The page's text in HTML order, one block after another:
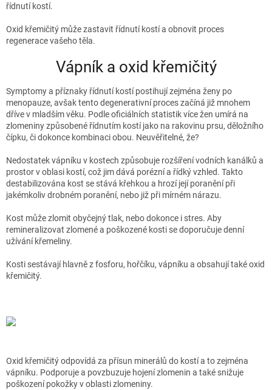
řídnutí kostí.
Oxid křemičitý může zastavit řídnutí kostí a obnovit proces
regenerace vašeho těla.
Vápník a oxid křemičitý
Symptomy a příznaky řídnutí kostí postihují zejména ženy po
menopauze, avšak tento degenerativní proces začíná již mnohem
dříve v mladším věku. Podle oficiálních statistik více žen umírá na
zlomeniny způsobené řídnutím kostí jako na rakovinu prsu, děložního
čípku, či dokonce kombinaci obou. Neuvěřitelné, že?
Nedostatek vápníku v kostech způsobuje rozšíření vodních kanálků a
prostor v oblasi kostí, což jim dává porézní a řídký vzhled. Takto
destabilizována kost se stává křehkou a hrozí její poranění při
jakémkoliv drobném poranění, nebo již při mírném nárazu.
Kost může zlomit obyčejný tlak, nebo dokonce i stres. Aby
remineralizovat zlomené a poškozené kosti se doporučuje denní
užívání křemeliny.
Kosti sestávají hlavně z fosforu, hořčíku, vápníku a obsahují také oxid
křemičitý.
Oxid křemičitý odpovídá za přísun minerálů do kostí a to zejména
vápníku. Podporuje a povzbuzuje hojení zlomenin a také snižuje
poškození pokožky v oblasti zlomeniny.